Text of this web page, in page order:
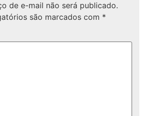
de e-mail não será publicado.
são marcados com *